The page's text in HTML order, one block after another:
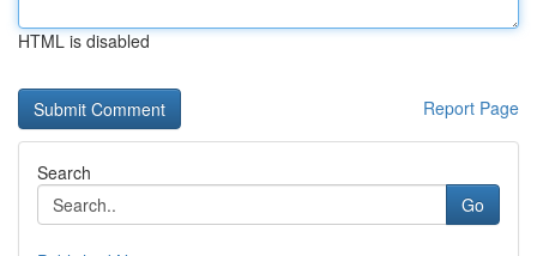
HTML is disabled
Report Page
Search
Go